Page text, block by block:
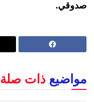
صدوقي.
مواضيع ذات صلة